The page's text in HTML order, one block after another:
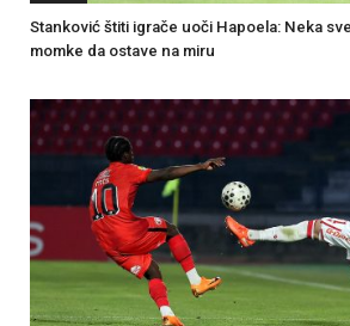
Stanković štiti igrače uoči Hapoela: Neka
momke da ostave na miru